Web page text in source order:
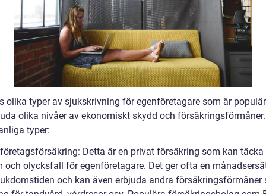
olika typer av sjukskrivning för egenföretagare som är
olika nivåer av ekonomiskt skydd och
typer:
Detta är en privat försäkring som kan täcka
och olycksfall för egenföretagare. Det ger ofta en
och kan även erbjuda andra försäkringsförmåner